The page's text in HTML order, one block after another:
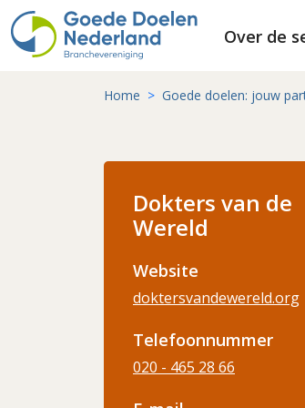
Over de
Home Goede doelen: jouw
Dokters van de
Wereld
Website
doktersvandewereld.org
Telefoonnummer
020 - 465 28 66